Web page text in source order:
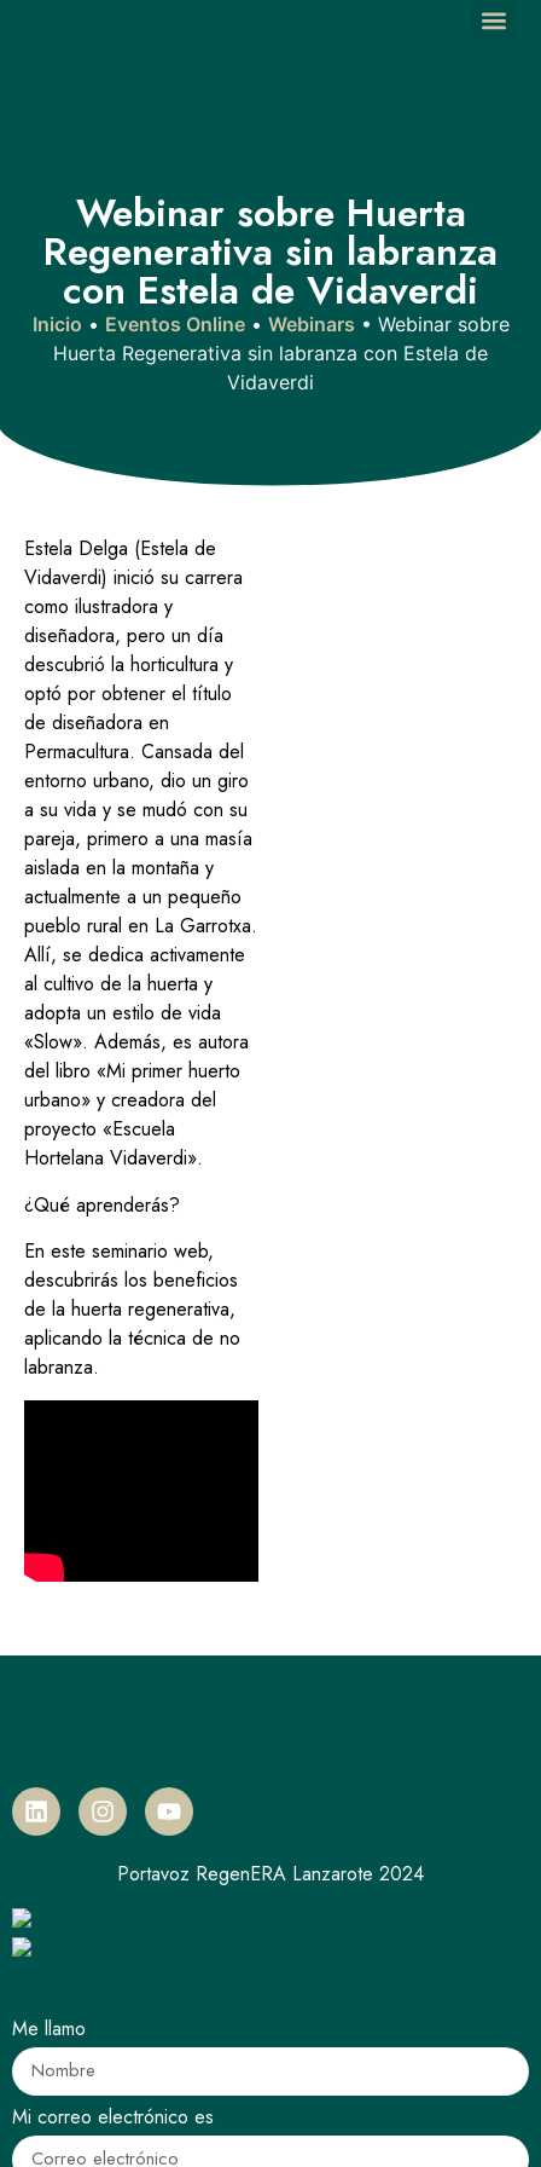
Webinar sobre Huerta
Regenerativa sin labranza
con Estela de Vidaverdi
Inicio • Eventos Online• Webinars • Webinar sobre
Huerta Regenerativa sin labranza con Estela de
Vidaverdi
Estela Delga (Estela de
Vidaverdi) inició su carrera
como ilustradora y
diseñadora, pero un día
descubrió la horticultura y
optó por obtener el título
de diseñadora en
Permacultura. Cansada del
entorno urbano, dio un giro
a su vida y se mudó con su
pareja, primero a una masía
aislada en la montaña y
actualmente a un pequeño
pueblo rural en La Garrotxa.
Allí, se dedica activamente
al cultivo de la huerta y
adopta un estilo de vida
«Slow». Además, es autora
del libro «Mi primer huerto
urbano» y creadora del
proyecto «Escuela
Hortelana Vidaverdi».
¿Qué aprenderás?
En este seminario web,
descubrirás los beneficios
de la huerta regenerativa,
aplicando la técnica de no
labranza.
Portavoz RegenERA Lanzarote 2024
Me llamo
Mi correo electrónico es